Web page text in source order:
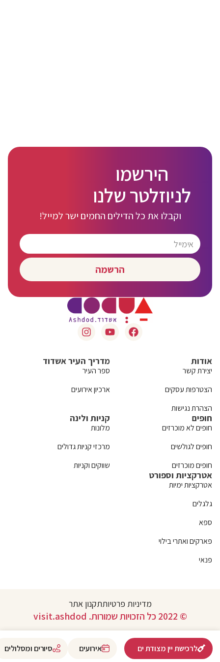
הירשמו
לניוזלטר שלנו
וקבלו את כל הדילים החמים ישר למייל!
הרשמה
אודות
יצירת קשר
הצטרפות עסקים
הצהרת נגישות
מדריך העיר אשדוד
ספר העיר
ארכיון אירועים
חופים
חופים לא מוכרזים
חופים לגולשים
חופים מוכרזים
קניות ולינה
מלונות
מרכזי קניות גדולים
שווקים וקניות
אטרקציות וספורט
אטרקציות ימיות
גלגלים
ספא
פארקים ואתרי בילוי
פנאי
מדיניות פרטיותתקנון אתר
© 2022 כל הזכויות שמורות. visit.ashdod
לרכישת יין מצודת ים אירועים סיורים ומסלולים